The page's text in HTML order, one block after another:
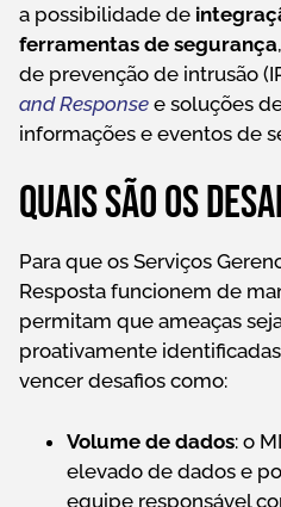
a possibilidade de
ferramentas de segurança
de prevenção de intrusão
and Response e soluções
informações e eventos de
Quais são os
Para que os Serviços
Resposta funcionem de
permitam que ameaças
proativamente
vencer desafios como:
Volume de dados: o
elevado de dados e
equipe responsável